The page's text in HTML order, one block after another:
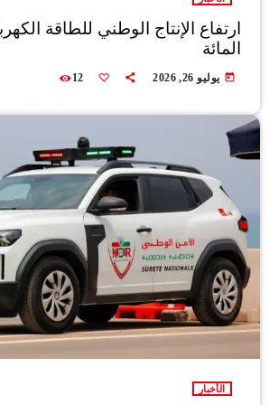
المائة
today يوليو 26, 2026 12
الأخبار